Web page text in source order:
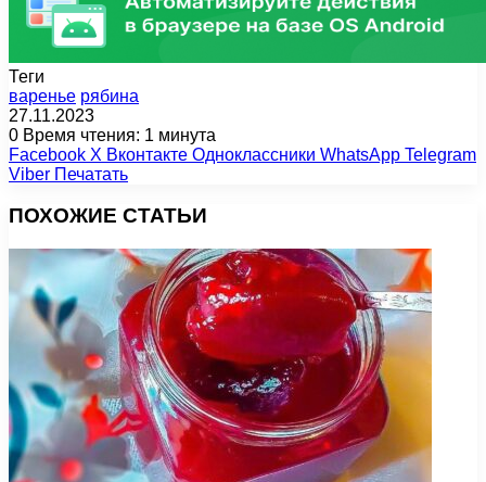
Теги
варенье рябина
27.11.2023
0 Время чтения: 1 минута
Facebook X Вконтакте Одноклассники WhatsApp Telegram
Viber Печатать
ПОХОЖИЕ СТАТЬИ